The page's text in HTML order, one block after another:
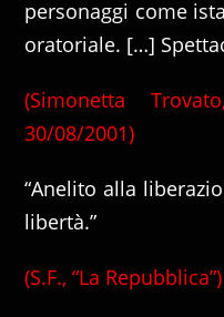
personaggi come
oratoriale. […]
(Simonetta
30/08/2001)
“Anelito alla
libertà.”
(S.F., “La Repubblica”)